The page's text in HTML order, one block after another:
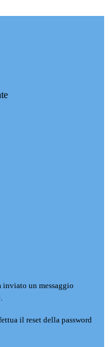
inviato un messaggio
il reset della password